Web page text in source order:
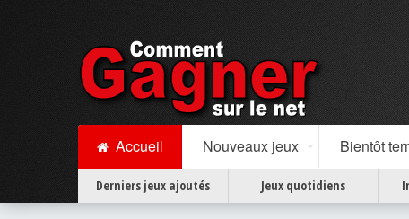
Accueil Nouveaux jeux Bientôt
Derniers jeux ajoutés Jeux quotidiens